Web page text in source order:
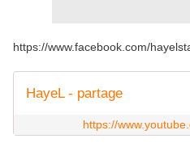
https://www.facebook.com/
HayeL - partage
https://